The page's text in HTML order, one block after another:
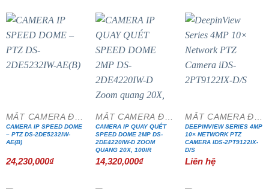
CAMERA IP SPEED DOME
– PTZ DS-2DE5232IW-
AE(B)
24,230,000₫
CAMERA IP QUAY QUÉT
SPEED DOME 2MP DS-
2DE4220IW-D ZOOM
QUANG 20X, 100IR
14,320,000₫
DEEPINVIEW SERIES 4MP
10× NETWORK PTZ
CAMERA IDS-2PT9122IX-
D/S
Liên hệ